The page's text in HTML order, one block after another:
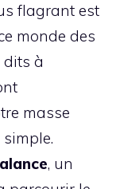
flagrant est
monde des
dits à
masse
, un